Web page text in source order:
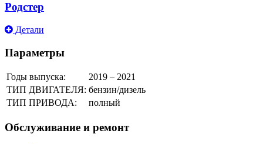
Родстер
Детали
Параметры
Годы выпуска:
2019 – 2021
ТИП ДВИГАТЕЛЯ: бензин/дизель
ТИП ПРИВОДА:
полный
Обслуживание и ремонт